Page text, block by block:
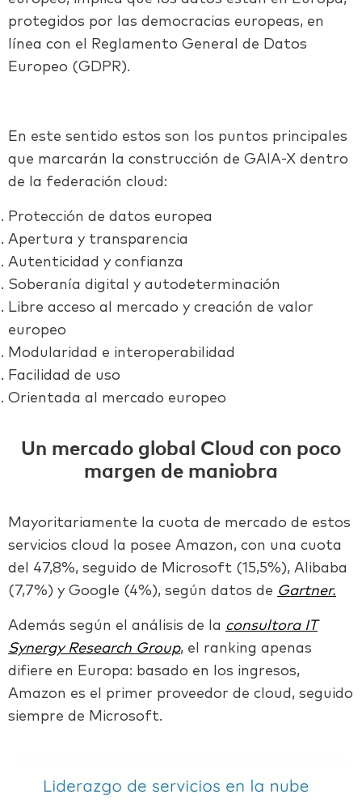
protegidos por las democracias europeas, en
línea con el Reglamento General de Datos
Europeo (GDPR).
En este sentido estos son los puntos principales
que marcarán la construcción de GAIA-X dentro
de la federación cloud:
Protección de datos europea
Apertura y transparencia
Autenticidad y confianza
Soberanía digital y autodeterminación
Libre acceso al mercado y creación de valor
europeo
Modularidad e interoperabilidad
Facilidad de uso
Orientada al mercado europeo
Un mercado global Cloud con poco
margen de maniobra
Mayoritariamente la cuota de mercado de estos
servicios cloud la posee Amazon, con una cuota
del 47,8%, seguido de Microsoft (15,5%), Alibaba
(7,7%) y Google (4%), según datos de Gartner.
Además según el análisis de la consultora IT
Synergy Research Group, el ranking apenas
difiere en Europa: basado en los ingresos,
Amazon es el primer proveedor de cloud, seguido
siempre de Microsoft.